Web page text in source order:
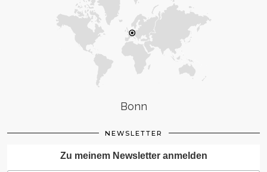
Bonn
NEWSLETTER
Zu meinem Newsletter anmelden